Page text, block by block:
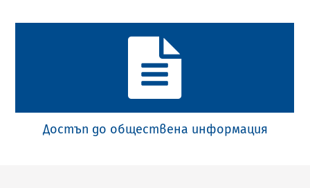
Достъп до обществена информация